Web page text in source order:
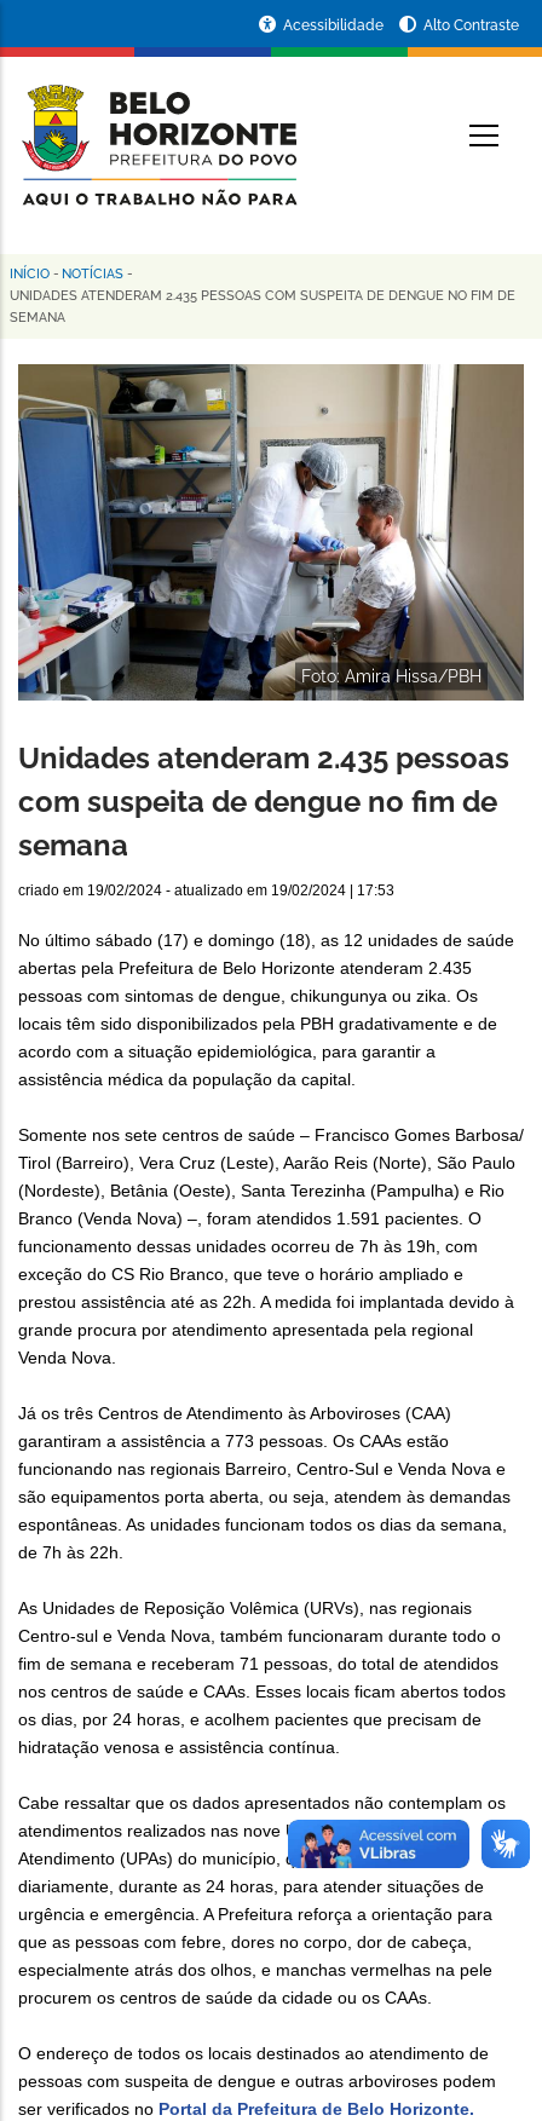
conteúdo
principal
da
Prefeitura
de
Horizonte
Acessibilidade Alto Contraste
Trilha
de
navegação
INÍCIO - NOTÍCIAS -
UNIDADES ATENDERAM 2.435 PESSOAS COM SUSPEITA DE DENGUE NO FIM DE
SEMANA
Foto: Amira Hissa/PBH
Unidades atenderam 2.435 pessoas
com suspeita de dengue no fim de
semana
criado em 19/02/2024 - atualizado em 19/02/2024 | 17:53
No último sábado (17) e domingo (18), as 12 unidades de saúde
abertas pela Prefeitura de Belo Horizonte atenderam 2.435
pessoas com sintomas de dengue, chikungunya ou zika. Os
locais têm sido disponibilizados pela PBH gradativamente e de
acordo com a situação epidemiológica, para garantir a
assistência médica da população da capital.
Somente nos sete centros de saúde – Francisco Gomes Barbosa/
Tirol (Barreiro), Vera Cruz (Leste), Aarão Reis (Norte), São Paulo
(Nordeste), Betânia (Oeste), Santa Terezinha (Pampulha) e Rio
Branco (Venda Nova) –, foram atendidos 1.591 pacientes. O
funcionamento dessas unidades ocorreu de 7h às 19h, com
exceção do CS Rio Branco, que teve o horário ampliado e
prestou assistência até as 22h. A medida foi implantada devido à
grande procura por atendimento apresentada pela regional
Venda Nova.
Já os três Centros de Atendimento às Arboviroses (CAA)
garantiram a assistência a 773 pessoas. Os CAAs estão
funcionando nas regionais Barreiro, Centro-Sul e Venda Nova e
são equipamentos porta aberta, ou seja, atendem às demandas
espontâneas. As unidades funcionam todos os dias da semana,
de 7h às 22h.
As Unidades de Reposição Volêmica (URVs), nas regionais
Centro-sul e Venda Nova, também funcionaram durante todo o
fim de semana e receberam 71 pessoas, do total de atendidos
nos centros de saúde e CAAs. Esses locais ficam abertos todos
os dias, por 24 horas, e acolhem pacientes que precisam de
hidratação venosa e assistência contínua.
Cabe ressaltar que os dados apresentados não contemplam os
atendimentos realizados nas nove Unidades de Pronto
Atendimento (UPAs) do município, que também funcionam
diariamente, durante as 24 horas, para atender situações de
urgência e emergência. A Prefeitura reforça a orientação para
que as pessoas com febre, dores no corpo, dor de cabeça,
especialmente atrás dos olhos, e manchas vermelhas na pele
procurem os centros de saúde da cidade ou os CAAs.
O endereço de todos os locais destinados ao atendimento de
pessoas com suspeita de dengue e outras arboviroses podem
ser verificados no Portal da Prefeitura de Belo Horizonte.